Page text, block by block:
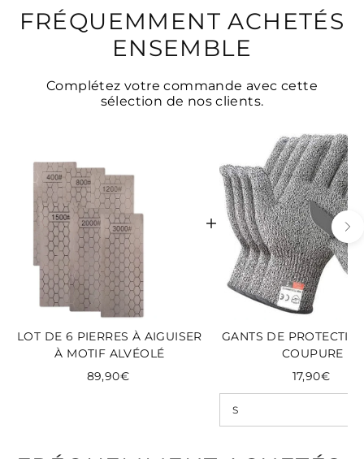
FRÉQUEMMENT ACHETÉS
ENSEMBLE
Complétez votre commande avec cette
sélection de nos clients.
LOT DE 6 PIERRES À AIGUISER
À MOTIF ALVÉOLÉ
89,90€
GANTS DE
COUPURE
17,90€